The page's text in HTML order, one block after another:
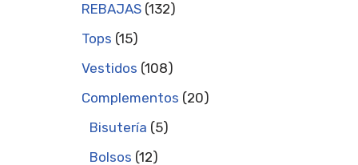
REBAJAS 132
Tops 15
Vestidos 108
Complementos 20
Bisutería 5
Bolsos 12